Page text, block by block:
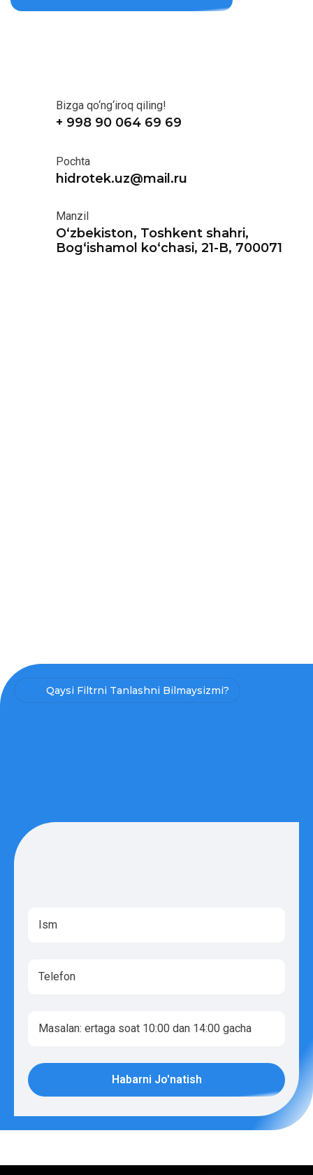
Bizga qo‘ng‘iroq qiling!
+ 998 90 064 69 69
Pochta
hidrotek.uz@mail.ru
Manzil
O‘zbekiston, Toshkent shahri,
Bog‘ishamol ko‘chasi, 21-B, 700071
Qaysi Filtrni Tanlashni Bilmaysizmi?
Habarni Jo'natish